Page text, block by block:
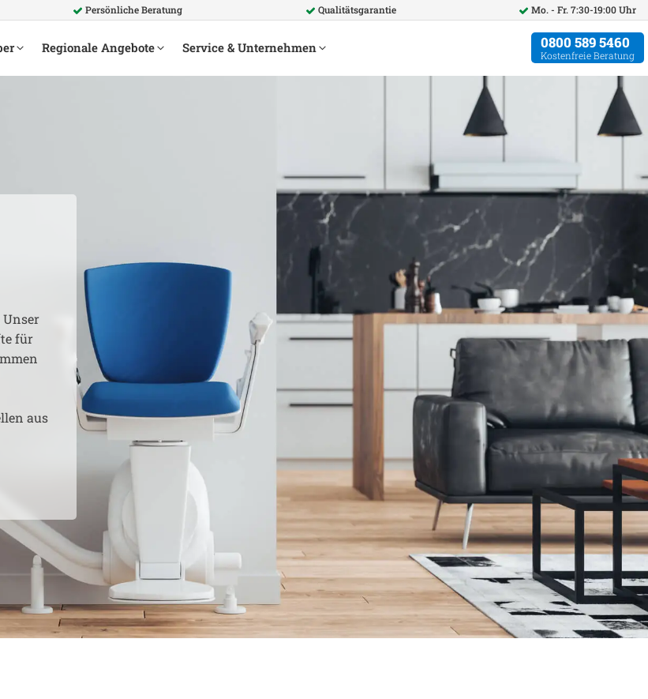
Persönliche Beratung Qualitätsgarantie Mo. - Fr. 7:30-19:00 Uhr
Regionale Angebote Service & Unternehmen 0800 589 5460
Kostenfreie Beratung
Unser
für
aus